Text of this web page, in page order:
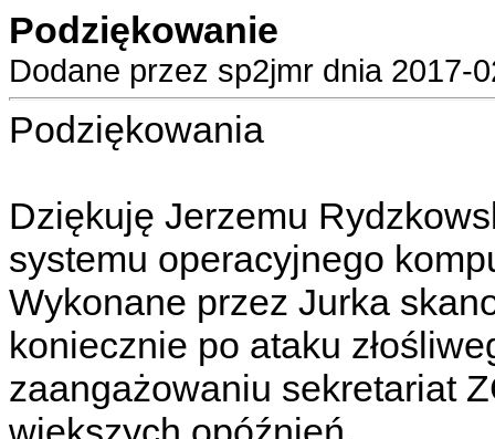
Podziękowanie
Dodane przez sp2jmr dnia 2017-
Podziękowania
Dziękuję Jerzemu
systemu operacyjnego
Wykonane przez Jurka
koniecznie po ataku
zaangażowaniu sekretariat